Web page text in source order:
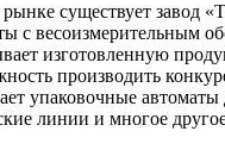
существует завод
весоизмерительным
изготовленную
производить
упаковочные
линии и многое